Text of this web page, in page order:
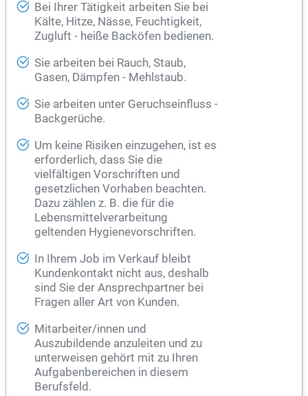
Bei Ihrer Tätigkeit arbeiten Sie bei
Kälte, Hitze, Nässe, Feuchtigkeit,
Zugluft - heiße Backöfen bedienen.
Sie arbeiten bei Rauch, Staub,
Gasen, Dämpfen - Mehlstaub.
Sie arbeiten unter Geruchseinfluss -
Backgerüche.
Um keine Risiken einzugehen, ist es
erforderlich, dass Sie die
vielfältigen Vorschriften und
gesetzlichen Vorhaben beachten.
Dazu zählen z. B. die für die
Lebensmittelverarbeitung
geltenden Hygienevorschriften.
In Ihrem Job im Verkauf bleibt
Kundenkontakt nicht aus, deshalb
sind Sie der Ansprechpartner bei
Fragen aller Art von Kunden.
Mitarbeiter/innen und
Auszubildende anzuleiten und zu
unterweisen gehört mit zu Ihren
Aufgabenbereichen in diesem
Berufsfeld.